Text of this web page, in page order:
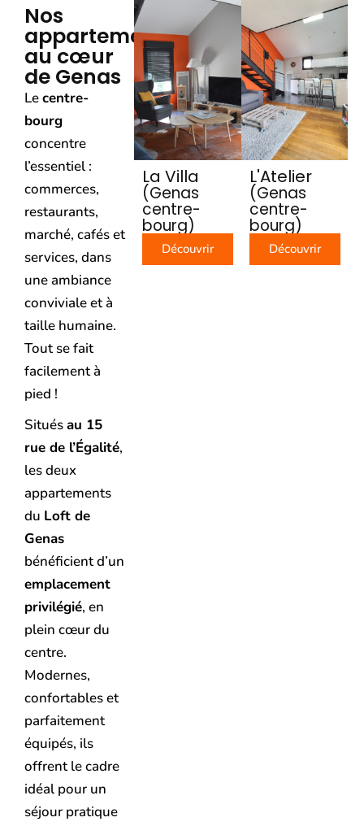
Nos
appartements
au cœur
de Genas
Lecentre-
bourg
concentre
l’essentiel :
commerces,
restaurants,
marché, cafés et
services, dans
une ambiance
conviviale et à
taille humaine.
Tout se fait
facilement à
pied !
Situésau 15
rue de l’Égalité,
les deux
appartements
du Loft de
Genas
bénéficient d’un
emplacement
privilégié, en
plein cœur du
centre.
Modernes,
confortables et
parfaitement
équipés, ils
offrent le cadre
idéal pour un
séjour pratique
La Villa
(Genas
centre-
bourg)
Découvrir
L'Atelier
(Genas
centre-
bourg)
Découvrir